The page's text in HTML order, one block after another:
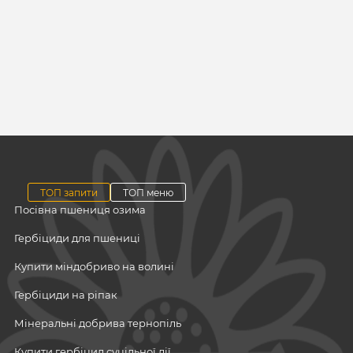
ТОП запити ТОП меню
Посівна пшениця озима
Гербіциди для пшениці
Купити міндобриво на волині
Гербіциди на ріпак
Мінеральні добрива тернопіль